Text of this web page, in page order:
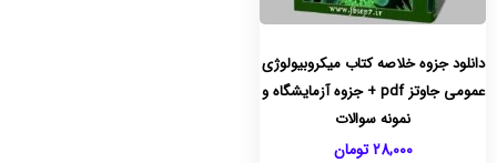
دانلود جزوه خلاصه کتاب میکروبیولوژی
عمومی جاوتز pdf + جزوه آزمایشگاه و
نمونه سوالات
28,000 تومان